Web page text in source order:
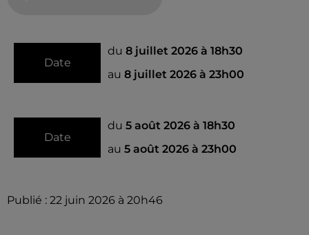
Date
du 8 juillet 2026 à 18h30
au 8 juillet 2026 à 23h00
Date
du 5 août 2026 à 18h30
au 5 août 2026 à 23h00
Publié : 22 juin 2026 à 20h46